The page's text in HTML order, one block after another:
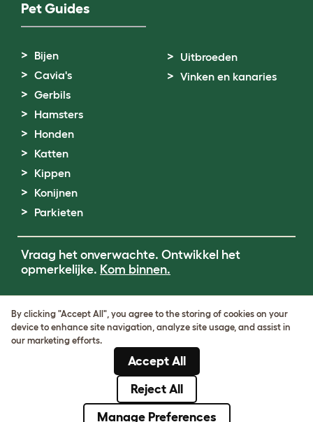
Pet Guides
Bijen
Cavia's
Gerbils
Hamsters
Honden
Katten
Kippen
Konijnen
Parkieten
Uitbroeden
Vinken en kanaries
Vraag het onverwachte. Ontwikkel het
opmerkelijke. Kom binnen.
Cookie & Privacy Policy
Cookie Settings
BTW-nummer: DE317631106
KvK-nummer: 05028498
By clicking "Accept All", you agree to the storing of cookies on your
device to enhance site navigation, analyze site usage, and assist in
our marketing efforts.
Accept All
Reject All
Manage Preferences